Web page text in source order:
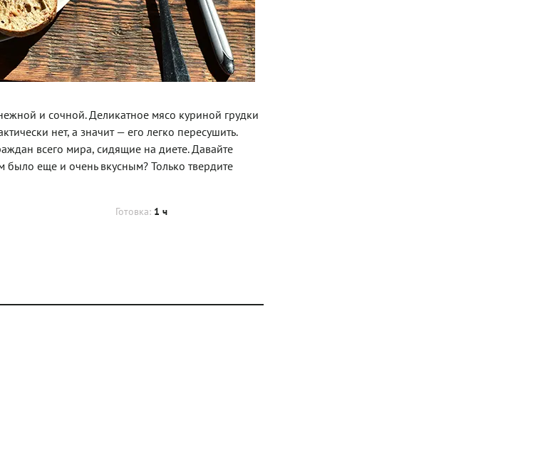
и сочной. Деликатное мясо куриной грудки
нет, а значит — его легко пересушить.
всего мира, сидящие на диете. Давайте
было еще и очень вкусным? Только твердите
Готовка: 1 ч